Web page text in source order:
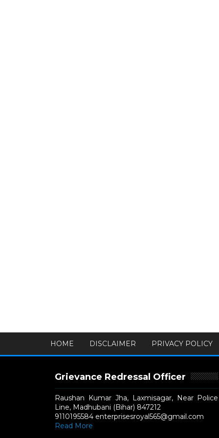
HOME DISCLAIMER PRIVACY POLICY
Grievance Redressal Officer
Raushan Kumar Jha, Laxmisagar, Near Police
Line, Madhubani (Bihar) 847212
9110195584 enterprisesroyal565@gmail.com
Read More